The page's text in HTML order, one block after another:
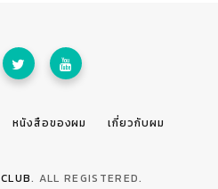
หนังสือของผม เกี่ยวกับผม
. ALL REGISTERED.